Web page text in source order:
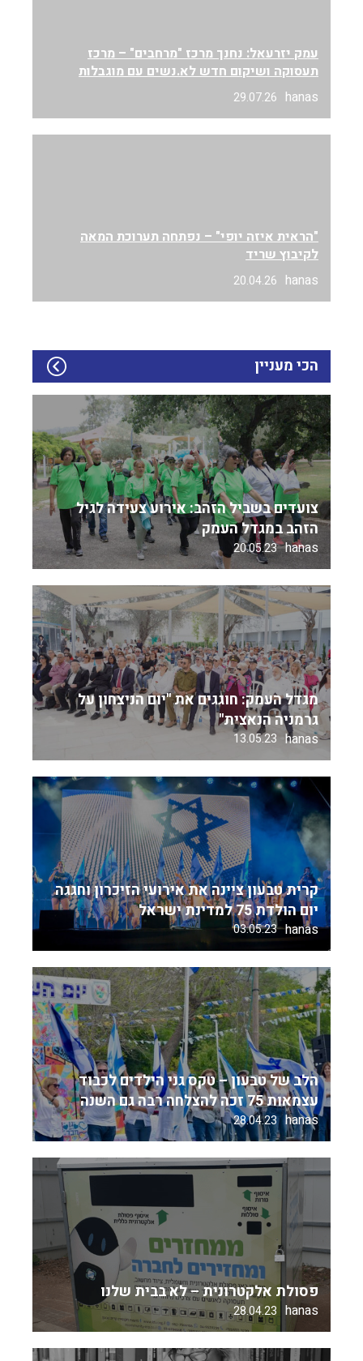
עמק יזרעאל: נחנך מרכז "מרחבים" – מרכז
תעסוקה ושיקום חדש לא.נשים עם מוגבלות
hanas
29.07.26
"הראית איזה יופי" – נפתחה תערוכת המאה
לקיבוץ שריד
hanas
20.04.26
הכי מעניין
צועדים בשביל הזהב: אירוע צעידה לגיל
הזהב במגדל העמק
hanas
20.05.23
מגדל העמק: חוגגים את "יום הניצחון על
גרמניה הנאצית"
hanas
13.05.23
קרית טבעון ציינה את אירועי הזיכרון וחגגה
יום הולדת 75 למדינת ישראל
hanas
03.05.23
הלב של טבעון – טקס גני הילדים לכבוד
עצמאות 75 זכה להצלחה רבה גם השנה
hanas
28.04.23
פסולת אלקטרונית – לא בבית שלנו
hanas
28.04.23